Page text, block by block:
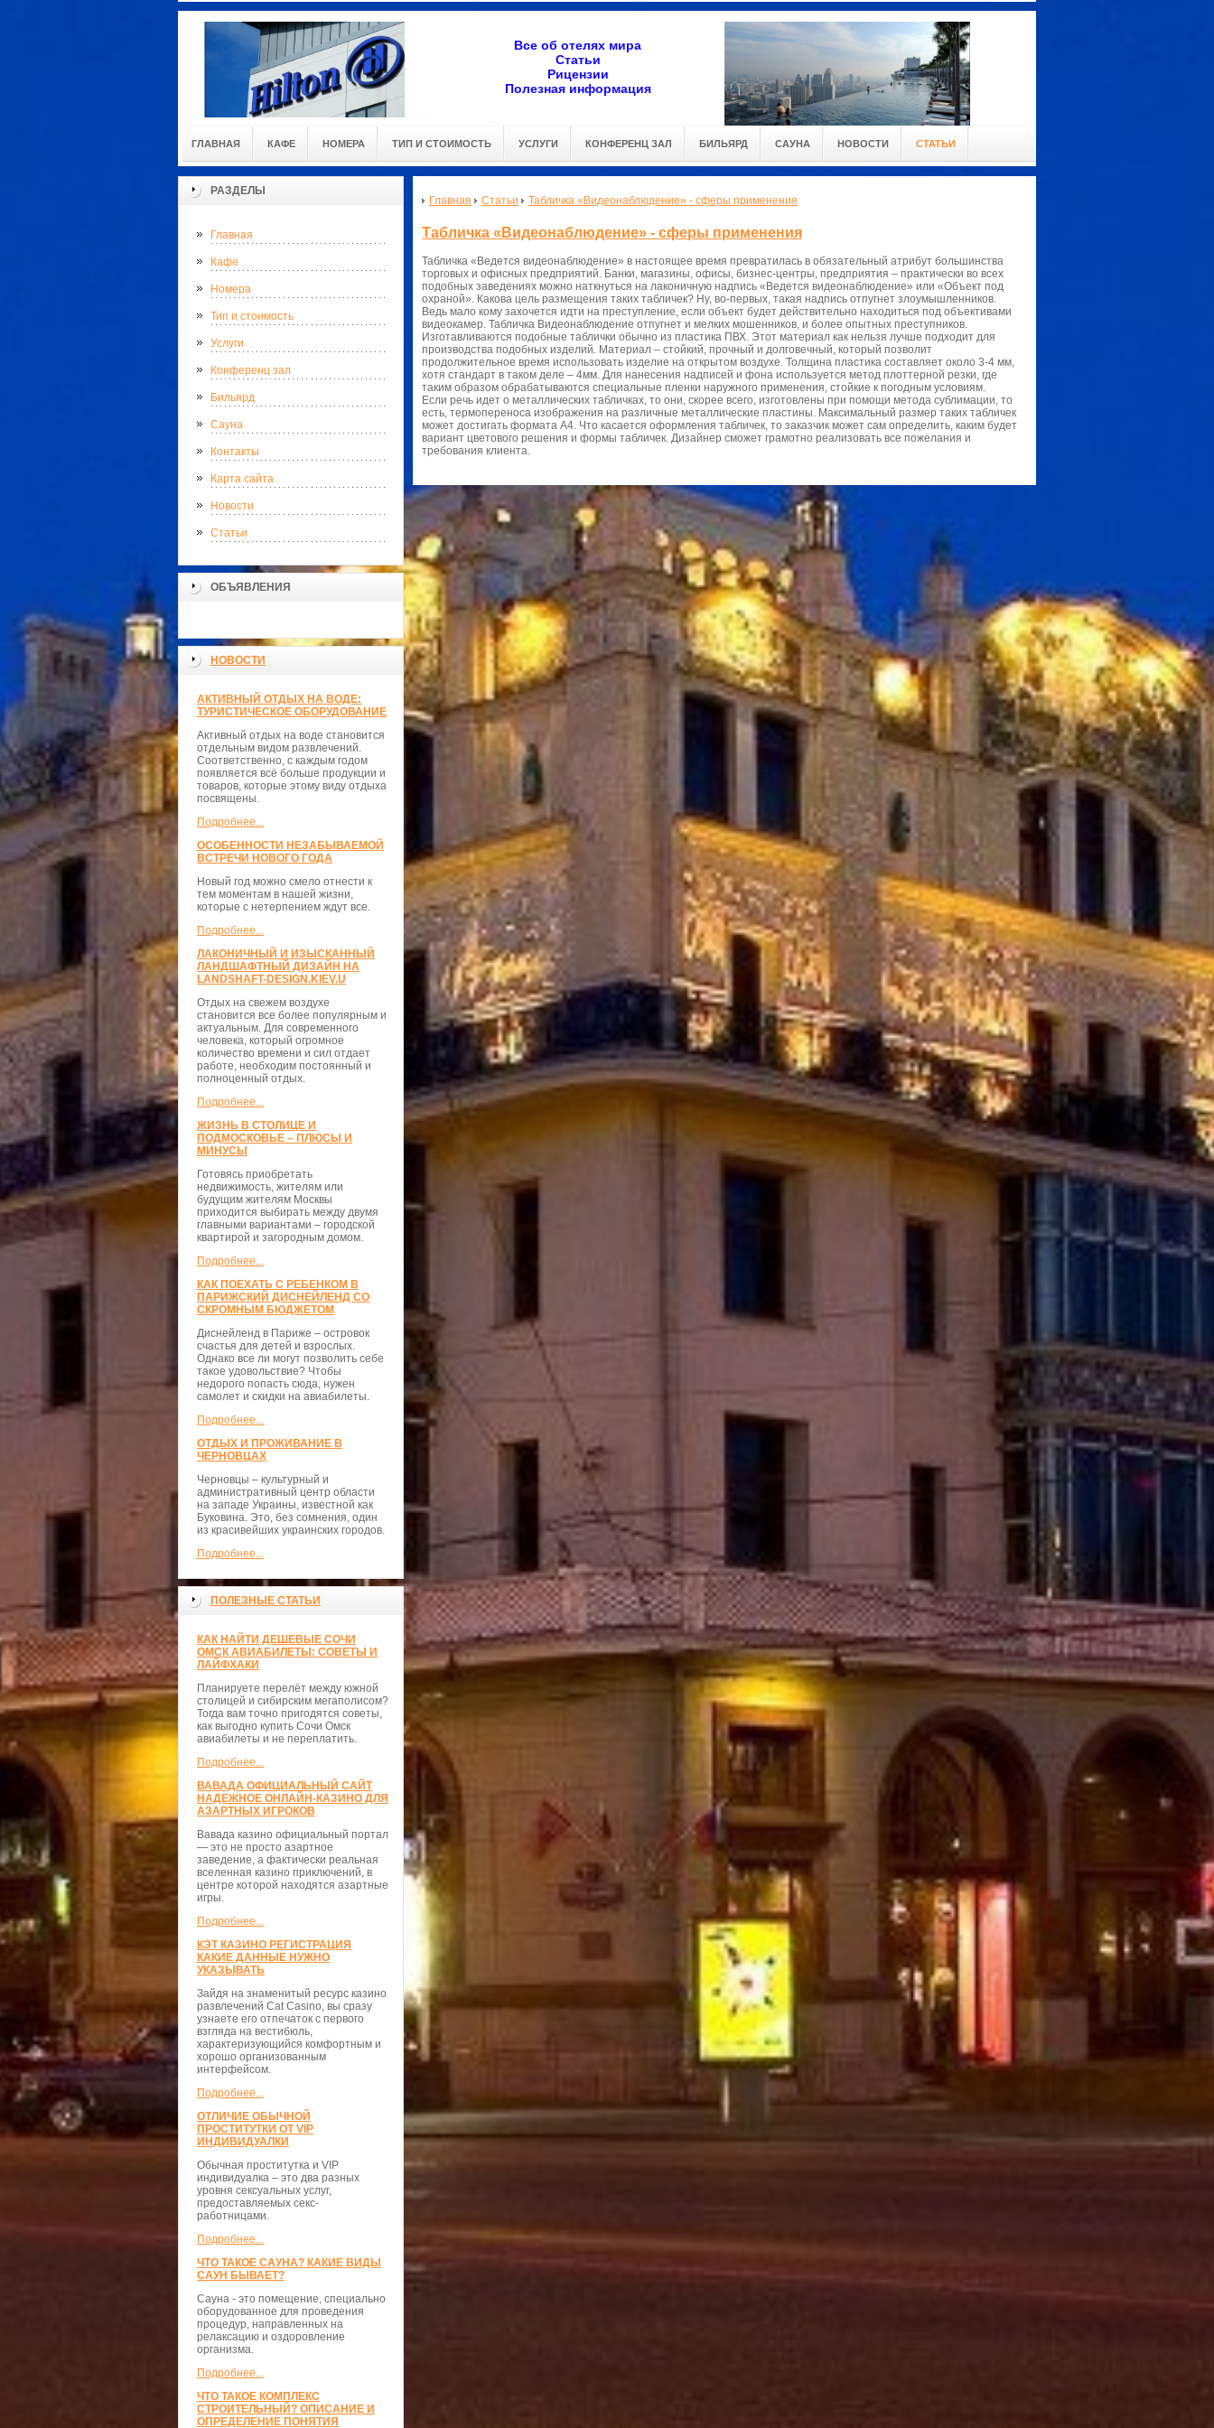
Все об отелях мира
Статьи
Рицензии
Полезная информация
ГЛАВНАЯ КАФЕ НОМЕРА ТИП И СТОИМОСТЬ УСЛУГИ КОНФЕРЕНЦ ЗАЛ БИЛЬЯРД САУНА НОВОСТИ СТАТЬИ
РАЗДЕЛЫ
Главная
Кафе
Номера
Тип и стоимость
Услуги
Конференц зал
Бильярд
Сауна
Контакты
Карта сайта
Новости
Статьи
ОБЪЯВЛЕНИЯ
НОВОСТИ
АКТИВНЫЙ ОТДЫХ НА ВОДЕ:
ТУРИСТИЧЕСКОЕ ОБОРУДОВАНИЕ
Активный отдых на воде становится
отдельным видом развлечений.
Соответственно, с каждым годом
появляется всё больше продукции и
товаров, которые этому виду отдыха
посвящены.
Подробнее...
ОСОБЕННОСТИ НЕЗАБЫВАЕМОЙ
ВСТРЕЧИ НОВОГО ГОДА
Новый год можно смело отнести к
тем моментам в нашей жизни,
которые с нетерпением ждут все.
Подробнее...
ЛАКОНИЧНЫЙ И ИЗЫСКАННЫЙ
ЛАНДШАФТНЫЙ ДИЗАЙН НА
LANDSHAFT-DESIGN.KIEV.U
Отдых на свежем воздухе
становится все более популярным и
актуальным. Для современного
человека, который огромное
количество времени и сил отдает
работе, необходим постоянный и
полноценный отдых.
Подробнее...
ЖИЗНЬ В СТОЛИЦЕ И
ПОДМОСКОВЬЕ – ПЛЮСЫ И
МИНУСЫ
Готовясь приобретать
недвижимость, жителям или
будущим жителям Москвы
приходится выбирать между двумя
главными вариантами – городской
квартирой и загородным домом.
Подробнее...
КАК ПОЕХАТЬ С РЕБЕНКОМ В
ПАРИЖСКИЙ ДИСНЕЙЛЕНД СО
СКРОМНЫМ БЮДЖЕТОМ
Диснейленд в Париже – островок
счастья для детей и взрослых.
Однако все ли могут позволить себе
такое удовольствие? Чтобы
недорого попасть сюда, нужен
самолет и скидки на авиабилеты.
Подробнее...
ОТДЫХ И ПРОЖИВАНИЕ В
ЧЕРНОВЦАХ
Черновцы – культурный и
административный центр области
на западе Украины, известной как
Буковина. Это, без сомнения, один
из красивейших украинских городов.
Подробнее...
ПОЛЕЗНЫЕ СТАТЬИ
КАК НАЙТИ ДЕШЕВЫЕ СОЧИ
ОМСК АВИАБИЛЕТЫ: СОВЕТЫ И
ЛАЙФХАКИ
Планируете перелёт между южной
столицей и сибирским мегаполисом?
Тогда вам точно пригодятся советы,
как выгодно купить Сочи Омск
авиабилеты и не переплатить.
Подробнее...
ВАВАДА ОФИЦИАЛЬНЫЙ САЙТ
НАДЕЖНОЕ ОНЛАЙН-КАЗИНО ДЛЯ
АЗАРТНЫХ ИГРОКОВ
Вавада казино официальный портал
— это не просто азартное
заведение, а фактически реальная
вселенная казино приключений, в
центре которой находятся азартные
игры.
Подробнее...
КЭТ КАЗИНО РЕГИСТРАЦИЯ
КАКИЕ ДАННЫЕ НУЖНО
УКАЗЫВАТЬ
Зайдя на знаменитый ресурс казино
развлечений Cat Casino, вы сразу
узнаете его отпечаток с первого
взгляда на вестибюль,
характеризующийся комфортным и
хорошо организованным
интерфейсом.
Подробнее...
ОТЛИЧИЕ ОБЫЧНОЙ
ПРОСТИТУТКИ ОТ VIP
ИНДИВИДУАЛКИ
Обычная проститутка и VIP
индивидуалка – это два разных
уровня сексуальных услуг,
предоставляемых секс-
работницами.
Подробнее...
ЧТО ТАКОЕ САУНА? КАКИЕ ВИДЫ
САУН БЫВАЕТ?
Сауна - это помещение, специально
оборудованное для проведения
процедур, направленных на
релаксацию и оздоровление
организма.
Подробнее...
ЧТО ТАКОЕ КОМПЛЕКС
СТРОИТЕЛЬНЫЙ? ОПИСАНИЕ И
ОПРЕДЕЛЕНИЕ ПОНЯТИЯ
Главная Статьи Табличка «Видеонаблюдение» - сферы применения
Табличка «Видеонаблюдение» - сферы применения
Табличка «Ведется видеонаблюдение» в настоящее время превратилась в обязательный атрибут большинства
торговых и офисных предприятий. Банки, магазины, офисы, бизнес-центры, предприятия – практически во всех
подобных заведениях можно наткнуться на лаконичную надпись «Ведется видеонаблюдение» или «Объект под
охраной». Какова цель размещения таких табличек? Ну, во-первых, такая надпись отпугнет злоумышленников.
Ведь мало кому захочется идти на преступление, если объект будет действительно находиться под объективами
видеокамер. Табличка Видеонаблюдение отпугнет и мелких мошенников, и более опытных преступников.
Изготавливаются подобные таблички обычно из пластика ПВХ. Этот материал как нельзя лучше подходит для
производства подобных изделий. Материал – стойкий, прочный и долговечный, который позволит
продолжительное время использовать изделие на открытом воздухе. Толщина пластика составляет около 3-4 мм,
хотя стандарт в таком деле – 4мм. Для нанесения надписей и фона используется метод плоттерной резки, где
таким образом обрабатываются специальные пленки наружного применения, стойкие к погодным условиям.
Если речь идет о металлических табличках, то они, скорее всего, изготовлены при помощи метода сублимации, то
есть, термопереноса изображения на различные металлические пластины. Максимальный размер таких табличек
может достигать формата А4. Что касается оформления табличек, то заказчик может сам определить, каким будет
вариант цветового решения и формы табличек. Дизайнер сможет грамотно реализовать все пожелания и
требования клиента.